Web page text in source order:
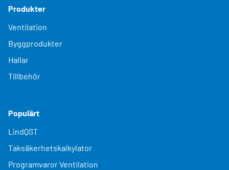
Produkter
Ventilation
Byggprodukter
Hallar
Tillbehör
Populärt
LindQST
Taksäkerhetskalkylator
Programvaror Ventilation